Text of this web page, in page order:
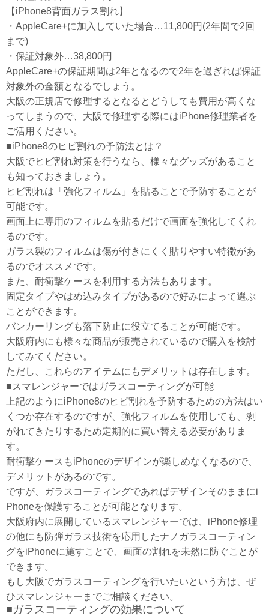
【iPhone8背面ガラス割れ】
・AppleCare+に加入していた場合…11,800円(2年間で2回
まで)
・保証対象外…38,800円
AppleCare+の保証期間は2年となるので2年を過ぎれば保証
対象外の金額となるでしょう。
大阪の正規店で修理するとなるとどうしても費用が高くな
ってしまうので、大阪で修理する際にはiPhone修理業者を
ご活用ください。
■iPhone8のヒビ割れの予防法とは？
大阪でヒビ割れ対策を行うなら、様々なグッズがあること
も知っておきましょう。
ヒビ割れは「強化フィルム」を貼ることで予防することが
可能です。
画面上に専用のフィルムを貼るだけで画面を強化してくれ
るのです。
ガラス製のフィルムは傷が付きにくく貼りやすい特徴があ
るのでオススメです。
また、耐衝撃ケースを利用する方法もあります。
固定タイプやはめ込みタイプがあるので好みによって選ぶ
ことができます。
バンカーリングも落下防止に役立てることが可能です。
大阪府内にも様々な商品が販売されているので購入を検討
してみてください。
ただし、これらのアイテムにもデメリットは存在します。
■スマレンジャーではガラスコーティングが可能
上記のようにiPhone8のヒビ割れを予防するための方法はい
くつか存在するのですが、強化フィルムを使用しても、剥
がれてきたりするため定期的に買い替える必要がありま
す。
耐衝撃ケースもiPhoneのデザインが楽しめなくなるので、
デメリットがあるのです。
ですが、ガラスコーティングであればデザインそのままにi
Phoneを保護することが可能となります。
大阪府内に展開しているスマレンジャーでは、iPhone修理
の他にも防弾ガラス技術を応用したナノガラスコーティン
グをiPhoneに施すことで、画面の割れを未然に防ぐことが
できます。
もし大阪でガラスコーティングを行いたいという方は、ぜ
ひスマレンジャーまでご相談ください。
■ガラスコーティングの効果について